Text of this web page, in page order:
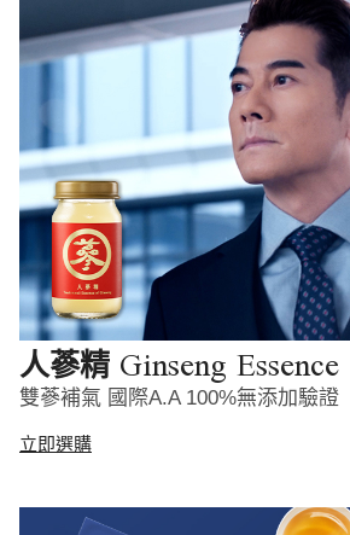
人蔘精 Ginseng Essence
雙蔘補氣 國際A.A 100%無添加驗證
立即選購